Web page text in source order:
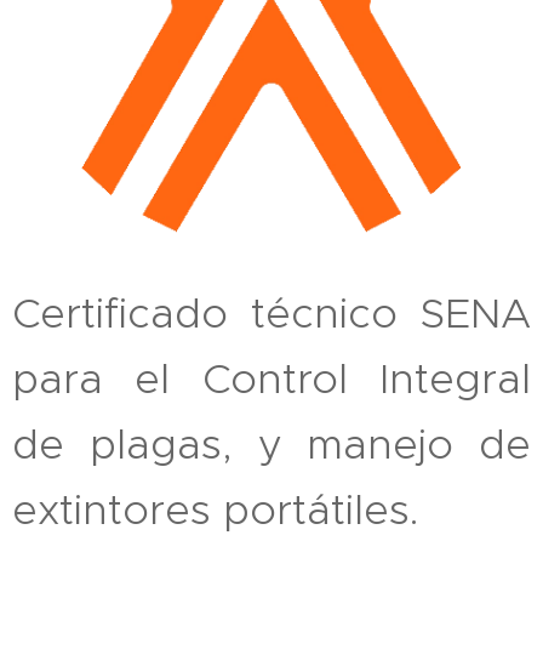
Certificado técnico SENA
para el Control Integral
de plagas, y manejo de
extintores portátiles.